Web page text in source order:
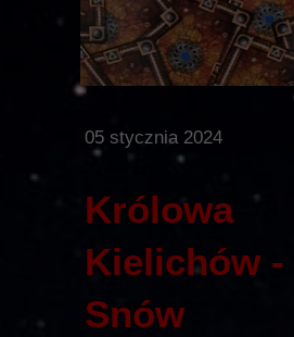
05 stycznia 2024
Królowa
Kielichów -
Snów